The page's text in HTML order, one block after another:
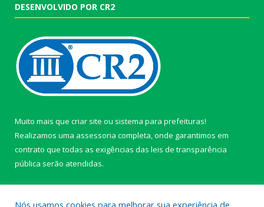
DESENVOLVIDO POR CR2
Muito mais que criar site ou sistema para prefeituras!
Realizamos uma assessoria completa, onde garantimos em
contrato que todas as exigências das leis de transparência
pública serão atendidas.
Nós usamos cookies para melhorar sua experiência de